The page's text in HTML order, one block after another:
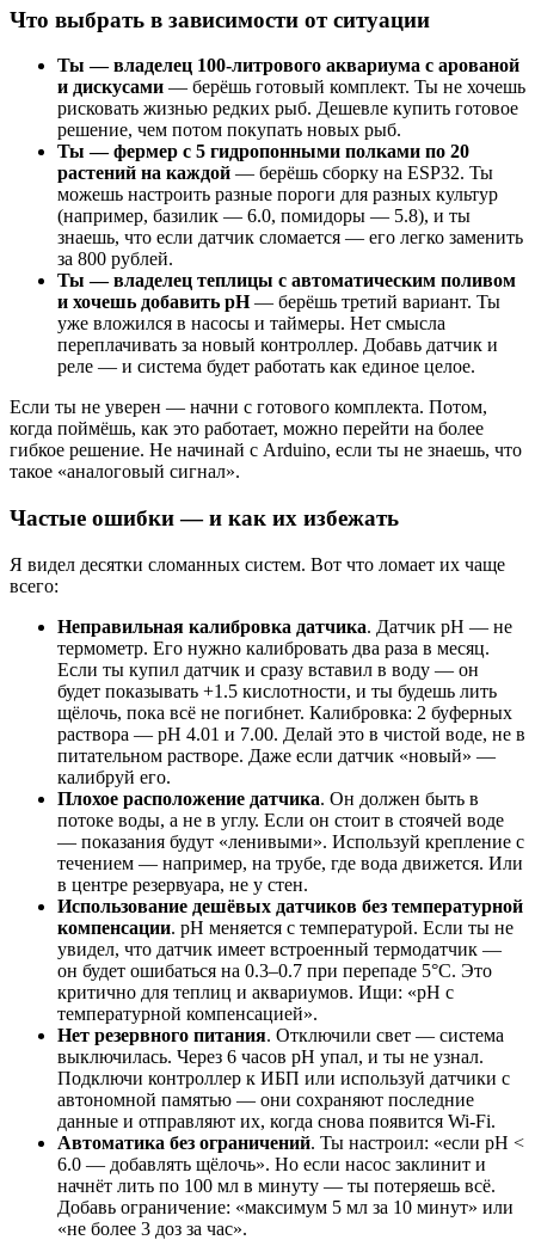
Что выбрать в зависимости от ситуации
Ты — владелец 100-литрового аквариума с арованой
и дискусами — берёшь готовый комплект. Ты не хочешь
рисковать жизнью редких рыб. Дешевле купить готовое
решение, чем потом покупать новых рыб.
Ты — фермер с 5 гидропонными полками по 20
растений на каждой — берёшь сборку на ESP32. Ты
можешь настроить разные пороги для разных культур
(например, базилик — 6.0, помидоры — 5.8), и ты
знаешь, что если датчик сломается — его легко заменить
за 800 рублей.
Ты — владелец теплицы с автоматическим поливом
и хочешь добавить pH— берёшь третий вариант. Ты
уже вложился в насосы и таймеры. Нет смысла
переплачивать за новый контроллер. Добавь датчик и
реле — и система будет работать как единое целое.
Если ты не уверен — начни с готового комплекта. Потом,
когда поймёшь, как это работает, можно перейти на более
гибкое решение. Не начинай с Arduino, если ты не знаешь, что
такое «аналоговый сигнал».
Частые ошибки — и как их избежать
Я видел десятки сломанных систем. Вот что ломает их чаще
всего:
Неправильная калибровка датчика. Датчик pH — не
термометр. Его нужно калибровать два раза в месяц.
Если ты купил датчик и сразу вставил в воду — он
будет показывать +1.5 кислотности, и ты будешь лить
щёлочь, пока всё не погибнет. Калибровка: 2 буферных
раствора — pH 4.01 и 7.00. Делай это в чистой воде, не в
питательном растворе. Даже если датчик «новый» —
калибруй его.
Плохое расположение датчика. Он должен быть в
потоке воды, а не в углу. Если он стоит в стоячей воде
— показания будут «ленивыми». Используй крепление с
течением — например, на трубе, где вода движется. Или
в центре резервуара, не у стен.
Использование дешёвых датчиков без температурной
компенсации. pH меняется с температурой. Если ты не
увидел, что датчик имеет встроенный термодатчик —
он будет ошибаться на 0.3–0.7 при перепаде 5°C. Это
критично для теплиц и аквариумов. Ищи: «pH с
температурной компенсацией».
Нет резервного питания. Отключили свет — система
выключилась. Через 6 часов pH упал, и ты не узнал.
Подключи контроллер к ИБП или используй датчики с
автономной памятью — они сохраняют последние
данные и отправляют их, когда снова появится Wi-Fi.
Автоматика без ограничений. Ты настроил: «если pH <
6.0 — добавлять щёлочь». Но если насос заклинит и
начнёт лить по 100 мл в минуту — ты потеряешь всё.
Добавь ограничение: «максимум 5 мл за 10 минут» или
«не более 3 доз за час».